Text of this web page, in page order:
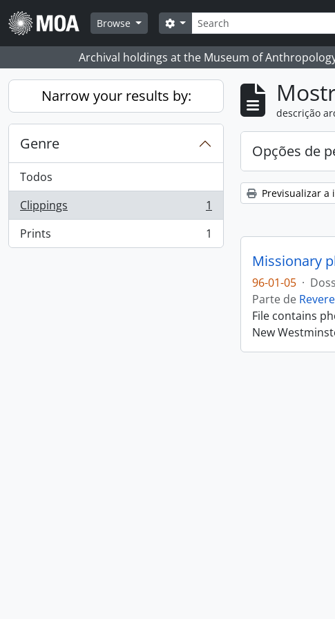
Skip to main content
Browse
Pesquisar
Search options
Archival holdings at the Museum of
Narrow your results by:
Genre
Todos
Clippings
, 1 resultados
1
Prints
, 1 resultados 1
descrição
Opções de
Previsualizar a
Missionary
96-01-05 ·
Parte de
File contains
New